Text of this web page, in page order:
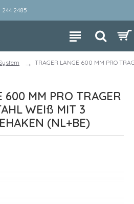
2485
TRAGER LANGE 600 MM PRO
600 MM PRO TRAGER
WEIß MIT 3
(NL+BE)